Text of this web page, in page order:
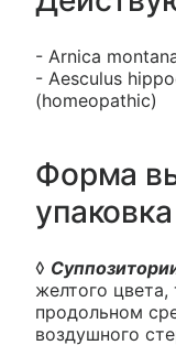
- Arniсa
- Aesculus
(homeopathic)
Форма
упаковка
◊
желтого
продольном
воздушного